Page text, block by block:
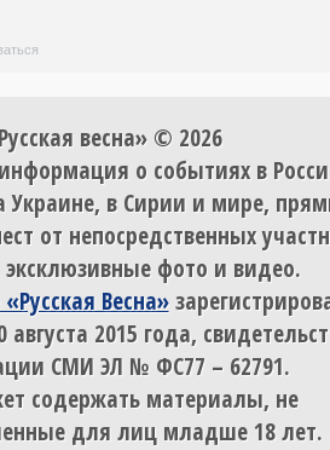
весна» © 2026
о событиях в
Украине, в Сирии и мире,
от непосредственных
фото и видео.
Весна»
2015 года,
СМИ ЭЛ № ФС77 – 62791.
содержать материалы, не
для лиц младше 18 лет.